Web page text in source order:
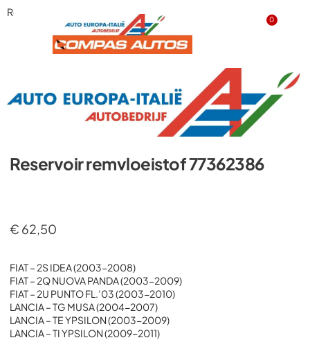
0
Reservoir remvloeistof 77362386
Reservoir remvloeistof 77362386
€ 62,50
FIAT – 2S IDEA (2003-2008)
FIAT – 2Q NUOVA PANDA (2003-2009)
FIAT – 2U PUNTO FL.’03 (2003-2010)
LANCIA – TG MUSA (2004-2007)
LANCIA – TE YPSILON (2003-2009)
LANCIA – TI YPSILON (2009-2011)